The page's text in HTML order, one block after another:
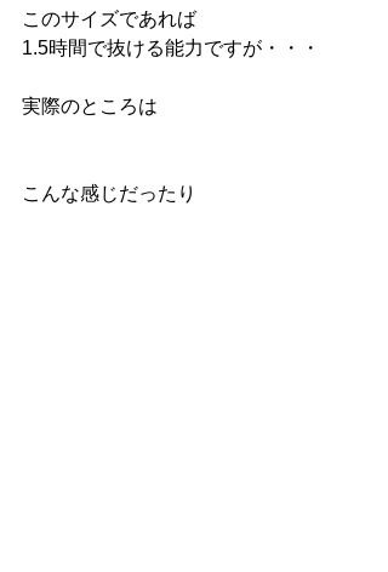
このサイズであれば
1.5時間で抜ける能力ですが・・・
実際のところは
こんな感じだったり